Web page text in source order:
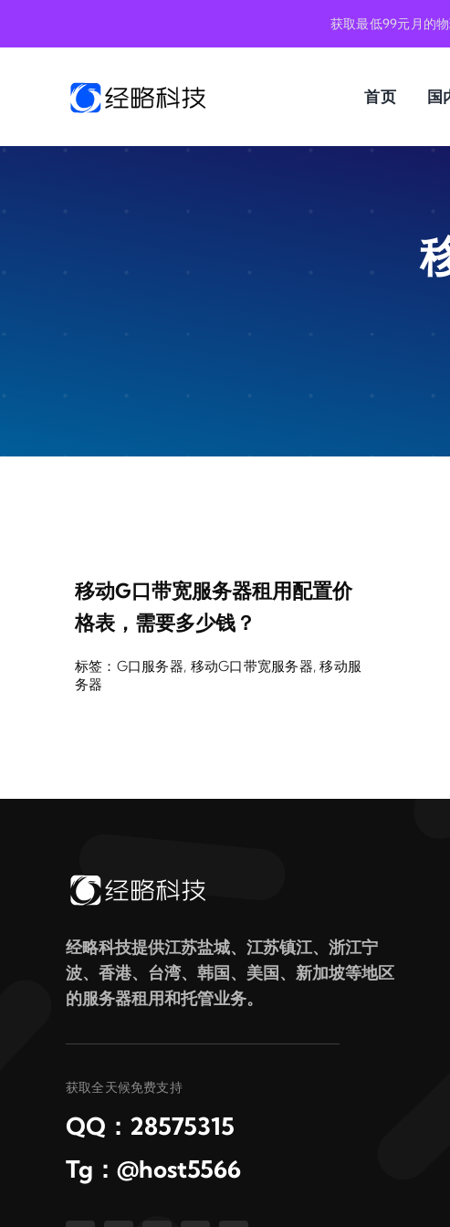
获取最低99元月的
首页 国
移动G口带宽服务器租用配置价
格表，需要多少钱？
标签： G口服务器, 移动G口带宽服务器,移动服
务器
经略科技提供江苏盐城、江苏镇江、浙江宁
波、香港、台湾、韩国、美国、新加坡等地区
的服务器租用和托管业务。
获取全天候免费支持
QQ：28575315
Tg：@host5566